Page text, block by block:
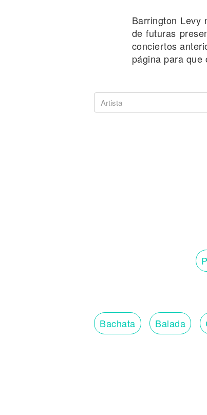
Barrington Levy
de futuras
conciertos
página para
Bachata Balada